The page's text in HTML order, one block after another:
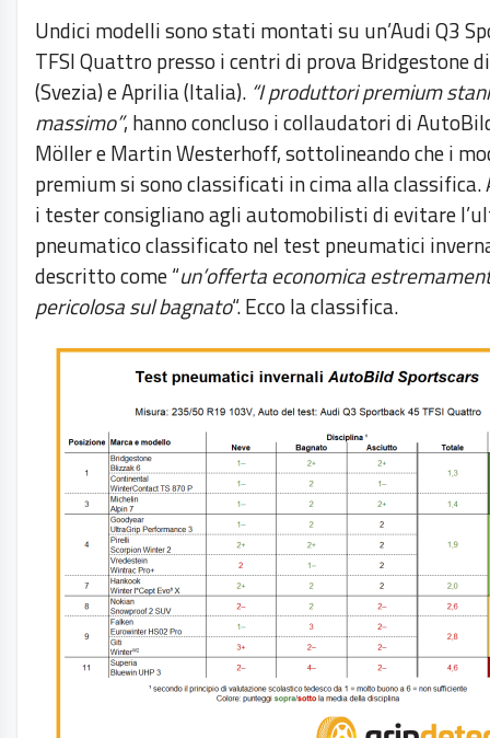
Undici modelli sono stati montati su un’Audi Q3
TFSI Quattro presso i centri di prova Bridgestone
(Svezia) e Aprilia (Italia). “I produttori premium
massimo”, hanno concluso i collaudatori di
Möller e Martin Westerhoff, sottolineando che i
premium si sono classificati in cima alla classifica.
i tester consigliano agli automobilisti di evitare
pneumatico classificato nel test pneumatici
descritto come “un’offerta economica
pericolosa sul bagnato“. Ecco la classifica.